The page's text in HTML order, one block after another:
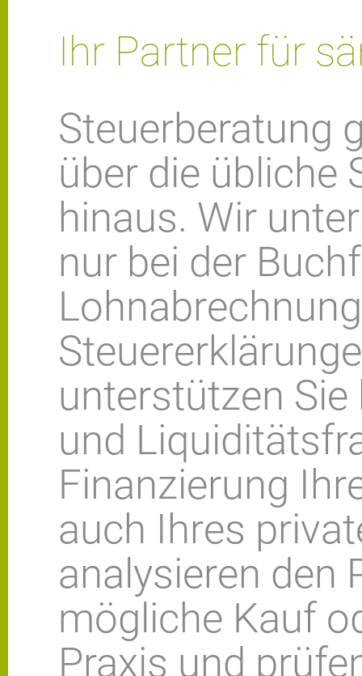
Ihr Partner für
Steuerberatung
über die übliche
hinaus. Wir
nur bei der
unterstützen
und
Finanzierung
auch Ihres
analysieren den
mögliche Kauf
Praxis und